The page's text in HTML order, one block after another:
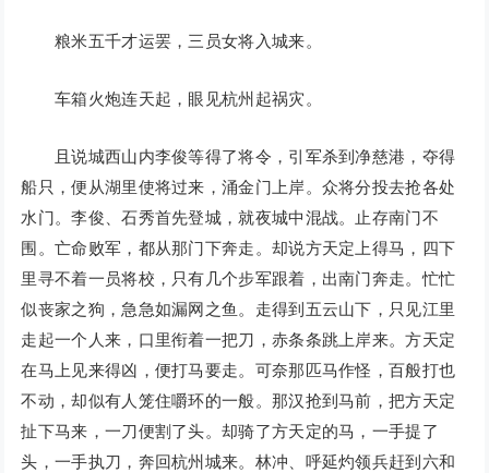
粮米五千才运罢，三员女将入城来。
车箱火炮连天起，眼见杭州起祸灾。
且说城西山内李俊等得了将令，引军杀到净慈港，夺得
船只，便从湖里使将过来，涌金门上岸。众将分投去抢各处
水门。李俊、石秀首先登城，就夜城中混战。止存南门不
围。亡命败军，都从那门下奔走。却说方天定上得马，四下
里寻不着一员将校，只有几个步军跟着，出南门奔走。忙忙
似丧家之狗，急急如漏网之鱼。走得到五云山下，只见江里
走起一个人来，口里衔着一把刀，赤条条跳上岸来。方天定
在马上见来得凶，便打马要走。可奈那匹马作怪，百般打也
不动，却似有人笼住嚼环的一般。那汉抢到马前，把方天定
扯下马来，一刀便割了头。却骑了方天定的马，一手提了
头，一手执刀，奔回杭州城来。林冲、呼延灼领兵赶到六和